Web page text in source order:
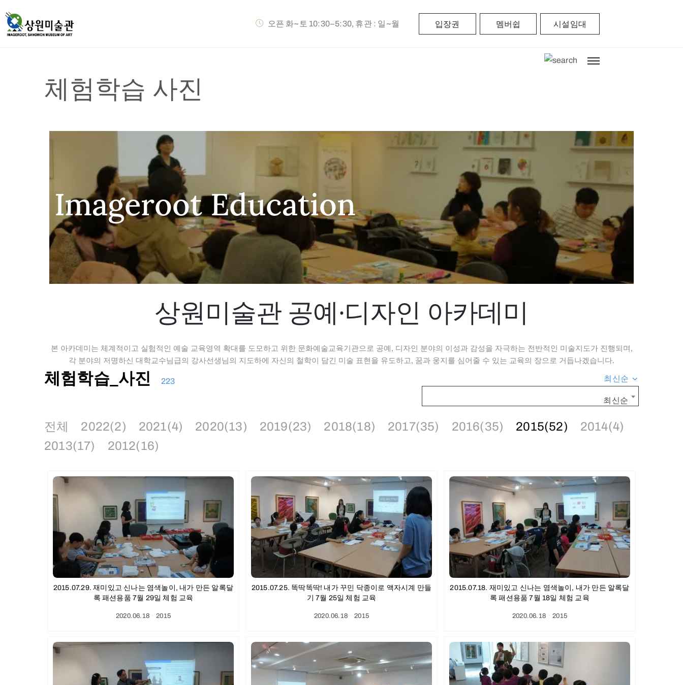
오픈 화~토 10:30–5:30, 휴관 : 일~월 입장권 멤버쉽 시설임대
체험학습 사진
Imageroot Education
상원미술관 공예·디자인 아카데미
본 아카데미는 체계적이고 실험적인 예술 교육영역 확대를 도모하고 위한 문화예술교육기관으로 공예, 디자인 분야의 이성과 감성을 자극하는 전반적인 미술지도가 진행되며,
각 분야의 저명하신 대학교수님급의 강사선생님의 지도하에 자신의 철학이 담긴 미술 표현을 유도하고, 꿈과 웅지를 심어줄 수 있는 교육의 장으로 거듭나겠습니다.
체험학습_사진 223 최신순
최신순
전체 2022(2) 2021(4) 2020(13) 2019(23) 2018(18) 2017(35) 2016(35) 2015(52)
2014(4)
2013(17)
2012(16)
2015.07.29. 재미있고 신나는 염색놀이, 내가 만든 알록달
록 패션용품 7월 29일 체험 교육
2020.06.18ㆍ2015
2015.07.25. 똑딱똑딱! 내가 꾸민 닥종이로 액자시계 만들
기 7월 25일 체험 교육
2020.06.18ㆍ2015
2015.07.18. 재미있고 신나는 염색놀이, 내가 만든 알록달
록 패션용품 7월 18일 체험 교육
2020.06.18ㆍ2015